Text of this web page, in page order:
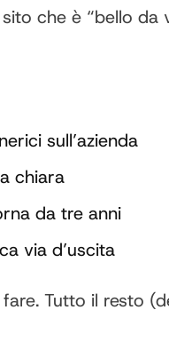
che è “bello
sull’azienda
chiara
da tre anni
via d’uscita
Tutto il resto